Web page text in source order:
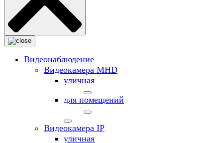
Видеонаблюдение
Видеокамера MНD
уличная
для помещений
Видеокамера IP
уличная